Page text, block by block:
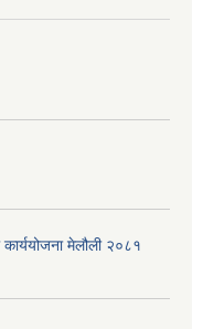
कार्ययोजना मेलौली २०८१